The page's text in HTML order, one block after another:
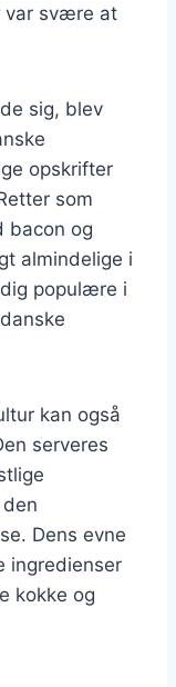
var svære at
sig, blev
opskrifter
som
bacon og
almindelige i
populære i
kan også
serveres
Dens evne
ingredienser
kokke og